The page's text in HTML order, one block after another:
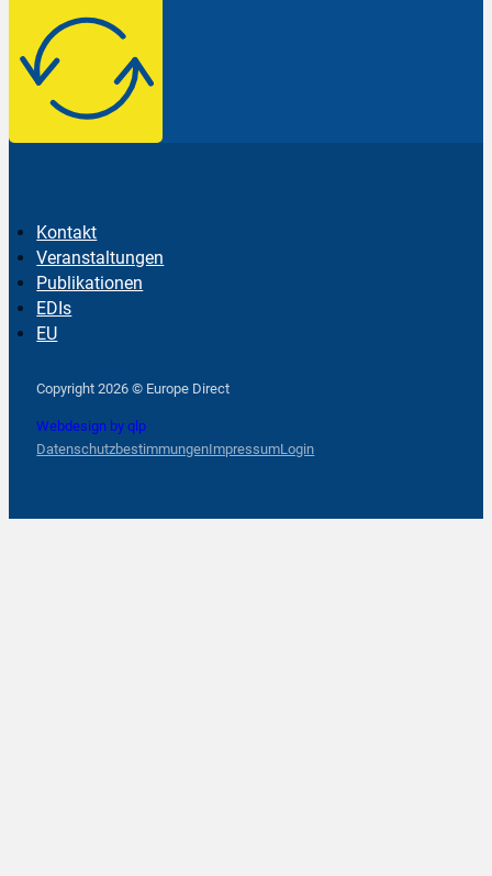
Kontakt
Veranstaltungen
Publikationen
EDIs
EU
Copyright 2026 © Europe Direct
Webdesign by qlp
DatenschutzbestimmungenImpressumLogin